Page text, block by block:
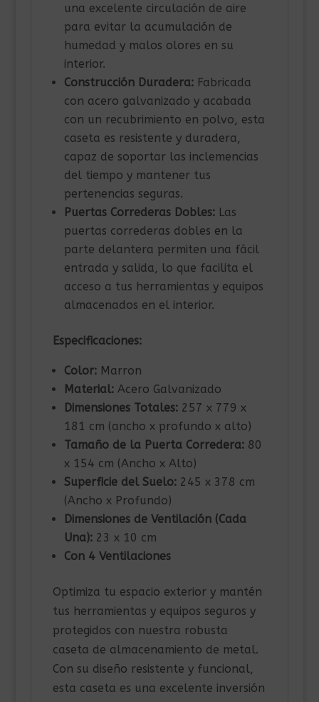
una excelente circulación de aire
para evitar la acumulación de
humedad y malos olores en su
interior.
Construcción Duradera:Fabricada
con acero galvanizado y acabada
con un recubrimiento en polvo, esta
caseta es resistente y duradera,
capaz de soportar las inclemencias
del tiempo y mantener tus
pertenencias seguras.
Puertas Correderas Dobles:Las
puertas correderas dobles en la
parte delantera permiten una fácil
entrada y salida, lo que facilita el
acceso a tus herramientas y equipos
almacenados en el interior.
Especificaciones:
Color:Marron
Material:Acero Galvanizado
Dimensiones Totales:257 x 779 x
181 cm (ancho x profundo x alto)
Tamaño de la Puerta Corredera:80
x 154 cm (Ancho x Alto)
Superficie del Suelo:245 x 378 cm
(Ancho x Profundo)
Dimensiones de Ventilación (Cada
Una):23 x 10 cm
Con 4 Ventilaciones
Optimiza tu espacio exterior y mantén
tus herramientas y equipos seguros y
protegidos con nuestra robusta
caseta de almacenamiento de metal.
Con su diseño resistente y funcional,
esta caseta es una excelente inversión